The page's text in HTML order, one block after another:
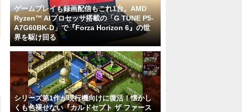
ゲームプレイも録画配信もこれ1台。AMD
Ryzen™ AIプロセッサ搭載の「G TUNE P5-
A7G60BK-D」で『Forza Horizon 6』の世
界を駆け回る
シリーズ第1作が現行機向けに復活！懐かし
くも色褪せない『カルドセプト ザ ファース